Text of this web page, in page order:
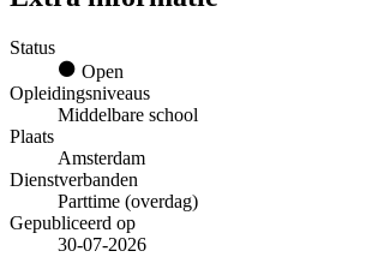
Status
Open
Opleidingsniveaus
Middelbare school
Plaats
Amsterdam
Dienstverbanden
Parttime (overdag)
Gepubliceerd op
30-07-2026